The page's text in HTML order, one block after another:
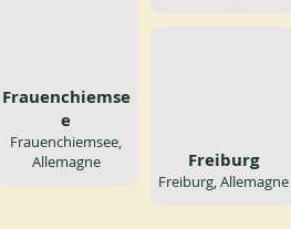
Frauenchiemse
e
Frauenchiemsee,
Allemagne
Freiburg
Freiburg, Allemagne